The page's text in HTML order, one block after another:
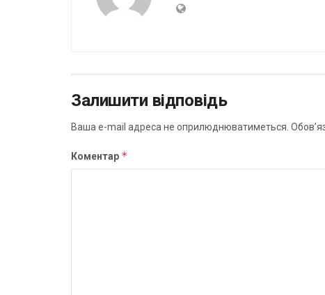
Залишити відповідь
Ваша e-mail адреса не оприлюднюватиметься.
Коментар *